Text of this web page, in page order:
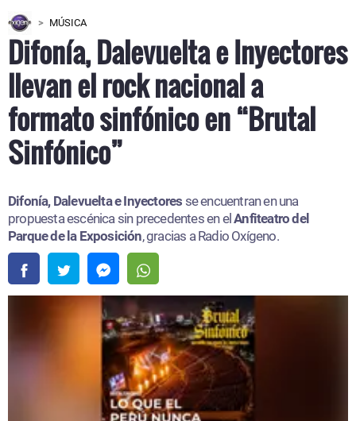
MÚSICA
Difonía, Dalevuelta e Inyectores
llevan el rock nacional a
formato sinfónico en “Brutal
Sinfónico”
Difonía, Dalevuelta e Inyectores se encuentran en una
propuesta escénica sin precedentes en elAnfiteatro del
Parque de la Exposición, gracias a Radio Oxígeno.